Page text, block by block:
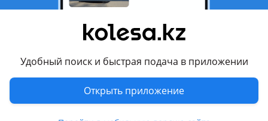
Удобный поиск и быстрая подача в приложении
Открыть приложение
Пробег
Автомат
Руль
Слева
Цвет
Растаможен в Казахстане
Да